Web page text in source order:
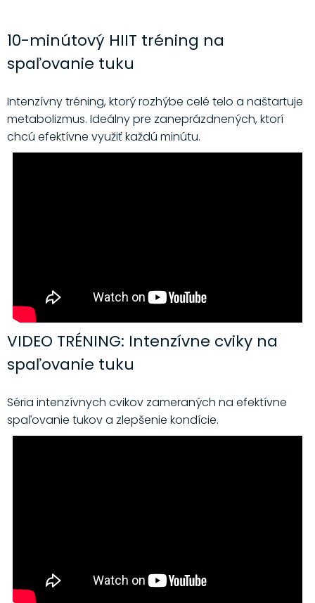
10-minútový HIIT tréning na
spaľovanie tuku
Intenzívny tréning, ktorý rozhýbe celé telo a naštartuje
metabolizmus. Ideálny pre zaneprázdnených, ktorí
chcú efektívne využiť každú minútu.
VIDEO TRÉNING: Intenzívne cviky na
spaľovanie tuku
Séria intenzívnych cvikov zameraných na efektívne
spaľovanie tukov a zlepšenie kondície.